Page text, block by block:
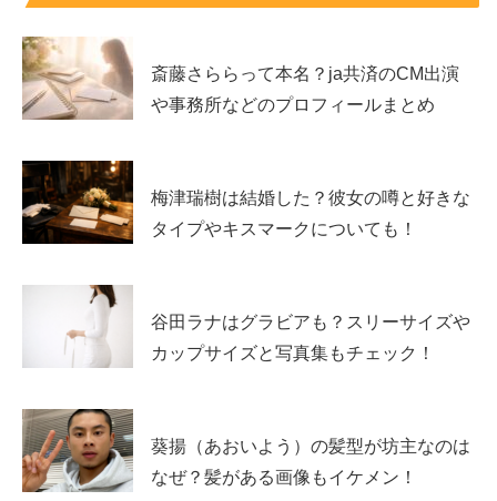
アを念入りに行われていることは間違いないでしょうね。
もしくは生まれつき透明感のハンパない肌質なのかもしれ
斎藤さららって本名？ja共済のCM出演
や事務所などのプロフィールまとめ
梅津瑞樹は結婚した？彼女の噂と好きな
タイプやキスマークについても！
谷田ラナはグラビアも？スリーサイズや
カップサイズと写真集もチェック！
葵揚（あおいよう）の髪型が坊主なのは
なぜ？髪がある画像もイケメン！